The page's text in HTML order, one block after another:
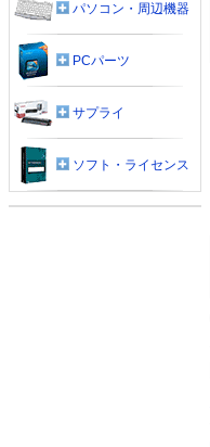
パソコン・周辺機器
PCパーツ
サプライ
ソフト・ライセンス